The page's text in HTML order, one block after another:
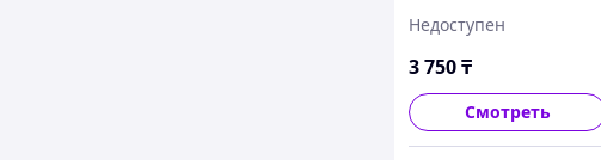
Недоступен
3 750₸
Смотреть